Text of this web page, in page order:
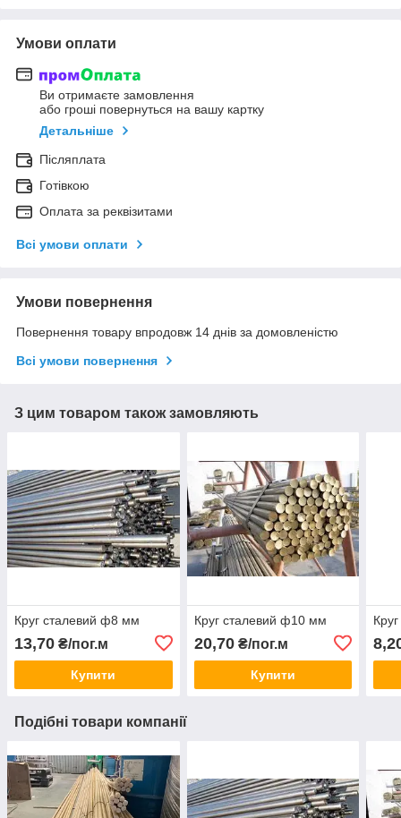
Умови оплати
Ви отримаєте замовлення
або гроші повернуться на вашу картку
Детальніше
Післяплата
Готівкою
Оплата за реквізитами
Всі умови оплати
Умови повернення
Повернення товару впродовж 14 днів за домовленістю
Всі умови повернення
З цим товаром також замовляють
Круг сталевий ф8 мм
13,70 ₴/пог.м
Купити
Круг сталевий ф10 мм
20,70₴/пог.м
Купити
Подібні товари компанії